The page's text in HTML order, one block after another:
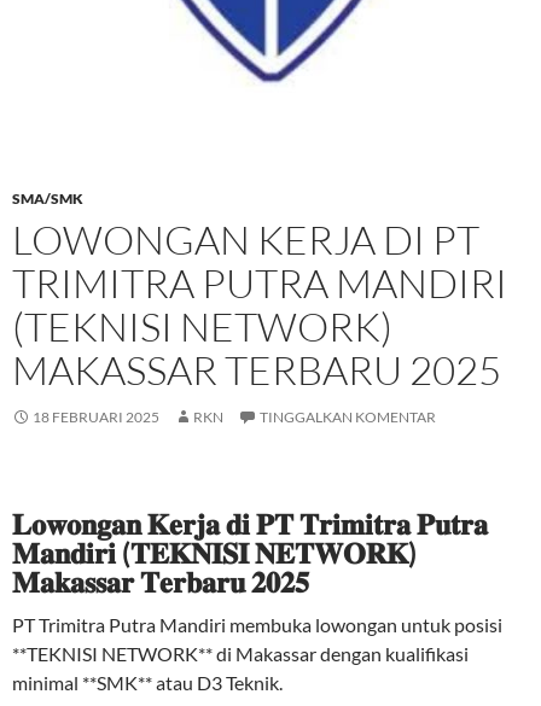
SMA/SMK
LOWONGAN KERJA DI PT
TRIMITRA PUTRA MANDIRI
(TEKNISI NETWORK)
MAKASSAR TERBARU 2025
18 FEBRUARI 2025 RKN TINGGALKAN KOMENTAR
𝐋𝐨𝐰𝐨𝐧𝐠𝐚𝐧 𝐊𝐞𝐫𝐣𝐚 𝐝𝐢 𝐏𝐓 𝐓𝐫𝐢𝐦𝐢𝐭𝐫𝐚 𝐏𝐮𝐭𝐫𝐚
𝐌𝐚𝐧𝐝𝐢𝐫𝐢 (𝐓𝐄𝐊𝐍𝐈𝐒𝐈 𝐍𝐄𝐓𝐖𝐎𝐑𝐊)
𝐌𝐚𝐤𝐚𝐬𝐬𝐚𝐫 𝐓𝐞𝐫𝐛𝐚𝐫𝐮 𝟐𝟎𝟐𝟓
PT Trimitra Putra Mandiri membuka lowongan untuk posisi
**TEKNISI NETWORK** di Makassar dengan kualifikasi
minimal **SMK** atau D3 Teknik.